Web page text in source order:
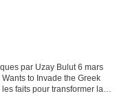
par Uzay Bulut 6 mars
to Invade the Greek
faits pour transformer la